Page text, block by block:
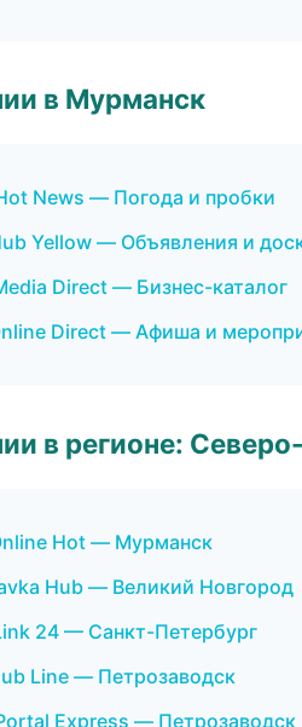
в Мурманск
News — Погода и пробки
Yellow — Объявления и
Direct — Бизнес-каталог
Direct — Афиша и
в регионе:
Hot — Мурманск
Hub — Великий Новгород
24 — Санкт-Петербург
Line — Петрозаводск
Express — Петрозаводск